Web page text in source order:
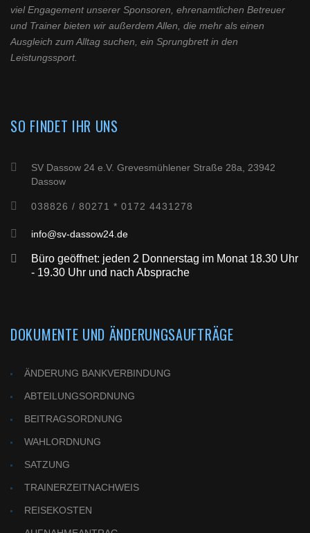
viel Engagement unserer Sponsoren, ehrenamtlichen Betreuer
und Trainer bieten wir außerdem Allen, die mehr als einen
Ausgleich zum Alltag suchen, ein Sprungbrett in den
Leistungssport.
SO FINDET IHR UNS
SV Dassow 24 e.V. Grevesmühlener Straße 28a, 23942
Dassow
038826 / 80271 * 0172 4431278
info@sv-dassow24.de
Büro geöffnet: jeden 2 Donnerstag im Monat 18.30 Uhr
- 19.30 Uhr und nach Absprache
DOKUMENTE UND ÄNDERUNGSAUFTRÄGE
ÄNDERUNG BANKVERBINDUNG
ABTEILUNGSORDNUNG
BEITRAGSORDNUNG
WAHLORDNUNG
SATZUNG
TRAINERZEITNACHWEIS
REISEKOSTEN